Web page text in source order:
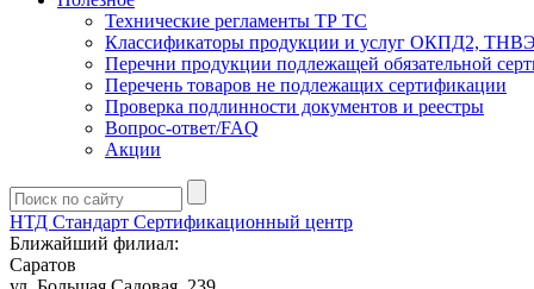
Технические регламенты ТР ТС
Классификаторы продукции и услуг ОКПД2,
Перечни продукции подлежащей обязательной
Перечень товаров не подлежащих сертификации
Проверка подлинности документов и реестры
Вопрос-ответ/FAQ
Акции
НТД Стандарт Сертификационный центр
Ближайший филиал:
Саратов